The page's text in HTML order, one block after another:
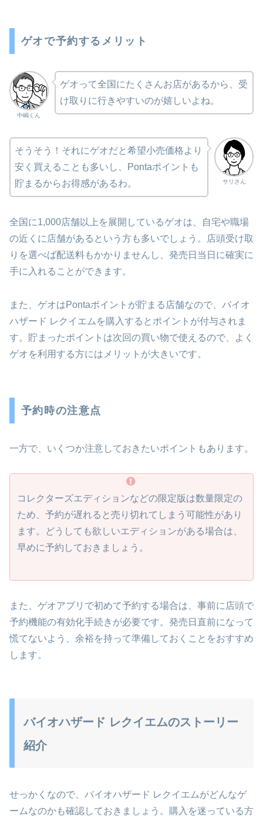
ゲオで予約するメリット
中嶋くん
ゲオって全国にたくさんお店があるから、受
け取りに行きやすいのが嬉しいよね。
サリさん
そうそう！それにゲオだと希望小売価格より
安く買えることも多いし、Pontaポイントも
貯まるからお得感があるわ。
全国に1,000店舗以上を展開しているゲオは、自宅や職場
の近くに店舗があるという方も多いでしょう。店頭受け取
りを選べば配送料もかかりませんし、発売日当日に確実に
手に入れることができます。
また、ゲオはPontaポイントが貯まる店舗なので、バイオ
ハザード レクイエムを購入するとポイントが付与されま
す。貯まったポイントは次回の買い物で使えるので、よく
ゲオを利用する方にはメリットが大きいです。
予約時の注意点
一方で、いくつか注意しておきたいポイントもあります。
コレクターズエディションなどの限定版は数量限定の
ため、予約が遅れると売り切れてしまう可能性があり
ます。どうしても欲しいエディションがある場合は、
早めに予約しておきましょう。
また、ゲオアプリで初めて予約する場合は、事前に店頭で
予約機能の有効化手続きが必要です。発売日直前になって
慌てないよう、余裕を持って準備しておくことをおすすめ
します。
バイオハザード レクイエムのストーリー
紹介
せっかくなので、バイオハザード レクイエムがどんなゲ
ームなのかも確認しておきましょう。購入を迷っている方